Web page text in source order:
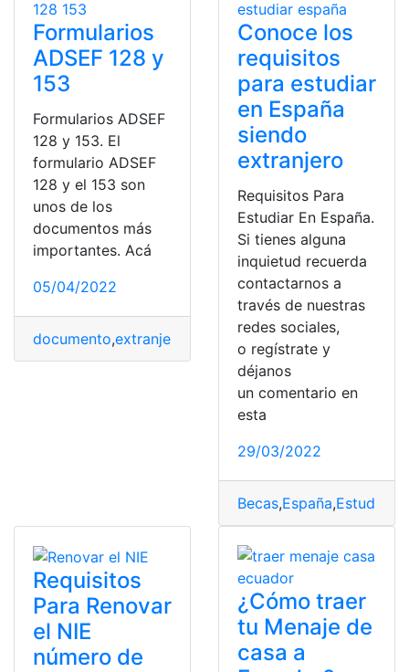
Formularios
ADSEF 128 y
153
Formularios ADSEF
128 y 153. El
formulario ADSEF
128 y el 153 son
unos de los
documentos más
importantes. Acá
05/04/2022
documento,extranjero Formulario,programa,Puerto
Conoce los
requisitos
para estudiar
en España
siendo
extranjero
Requisitos Para
Estudiar En España.
Si tienes alguna
inquietud recuerda
contactarnos a
través de nuestras
redes sociales,
o regístrate y
déjanos
un comentario en
esta
29/03/2022
Becas,España,Estudiar
Requisitos
Para Renovar
el NIE
número de
¿Cómo traer
tu Menaje de
casa a